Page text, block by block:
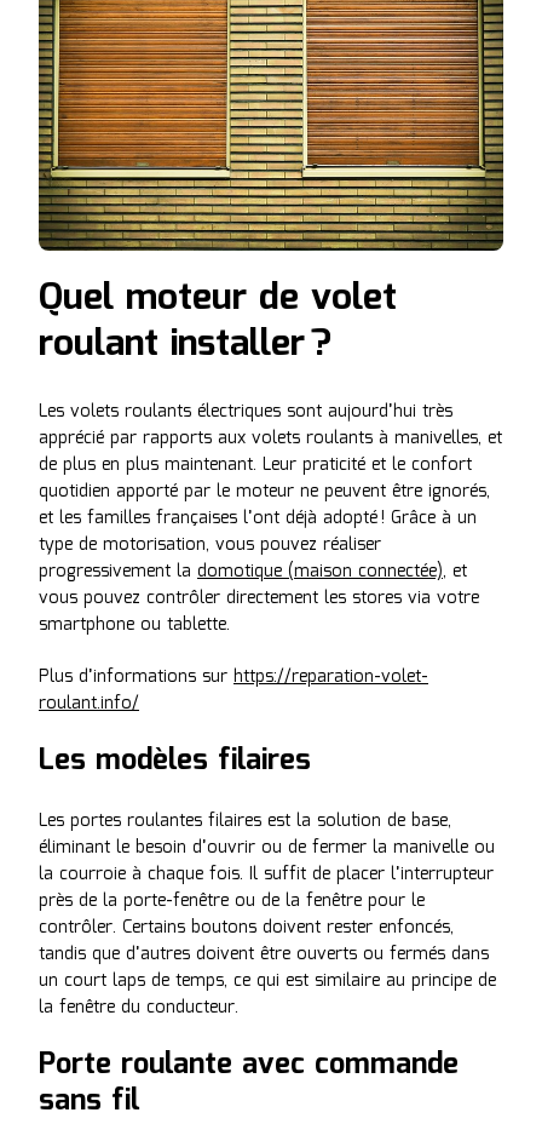
Quel moteur de volet
roulant installer ?
Les volets roulants électriques sont aujourd’hui très
apprécié par rapports aux volets roulants à manivelles, et
de plus en plus maintenant. Leur praticité et le confort
quotidien apporté par le moteur ne peuvent être ignorés,
et les familles françaises l’ont déjà adopté ! Grâce à un
type de motorisation, vous pouvez réaliser
progressivement la domotique (maison connectée), et
vous pouvez contrôler directement les stores via votre
smartphone ou tablette.
Plus d’informations sur https://reparation-volet-
roulant.info/
Les modèles filaires
Les portes roulantes filaires est la solution de base,
éliminant le besoin d’ouvrir ou de fermer la manivelle ou
la courroie à chaque fois. Il suffit de placer l’interrupteur
près de la porte-fenêtre ou de la fenêtre pour le
contrôler. Certains boutons doivent rester enfoncés,
tandis que d’autres doivent être ouverts ou fermés dans
un court laps de temps, ce qui est similaire au principe de
la fenêtre du conducteur.
Porte roulante avec commande
sans fil